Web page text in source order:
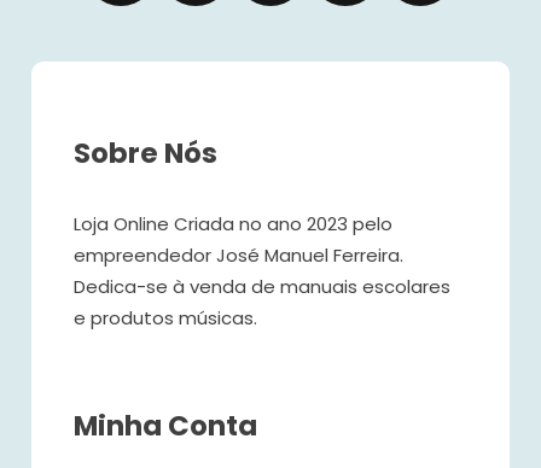
Sobre Nós
Loja Online Criada no ano 2023 pelo
empreendedor José Manuel Ferreira.
Dedica-se à venda de manuais escolares
e produtos músicas.
Minha Conta